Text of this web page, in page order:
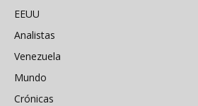
EEUU
Analistas
Venezuela
Mundo
Crónicas